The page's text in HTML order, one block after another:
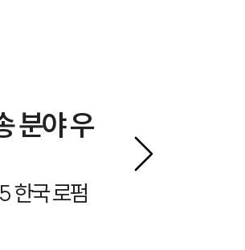
률상담예약
법률상담예약
분야 우
한국 로펌